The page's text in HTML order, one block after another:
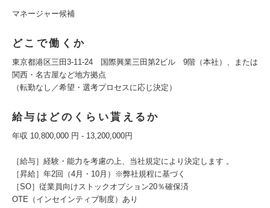
マネージャー候補
どこで働くか
東京都港区三田3‑11‑24 国際興業三田第2ビル 9階（本社）、または
関西・名古屋など地方拠点
（転勤なし／希望・選考プロセスに応じ決定）
給与はどのくらい貰えるか
年収 10,800,000 円 - 13,200,000円
［給与］経験・能力を考慮の上、当社規定により決定します 。
［昇給］年2回（4月・10月）※弊社規程に基づく
［SO］従業員向けストックオプション20％確保済
OTE（インセインティブ制度）あり